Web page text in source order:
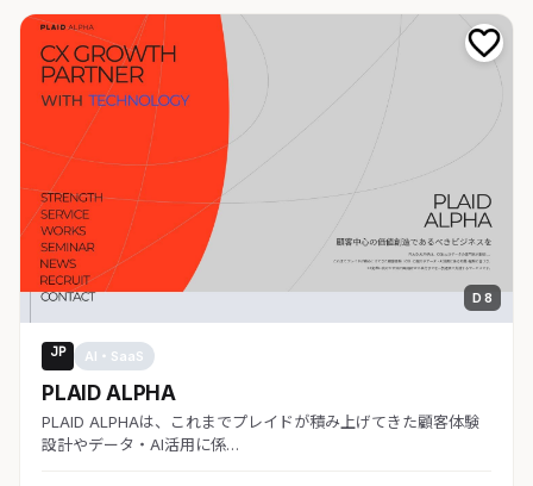
D 8
JP AI・SaaS
PLAID ALPHA
PLAID ALPHAは、これまでプレイドが積み上げてきた顧客体験
設計やデータ・AI活用に係…